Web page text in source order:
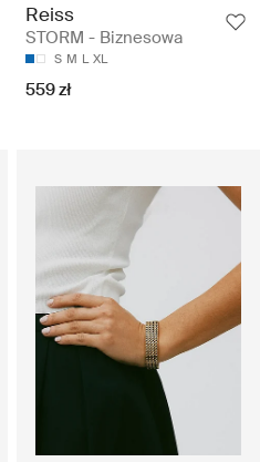
Reiss
STORM - Biznesowa
S M L XL
559 zł